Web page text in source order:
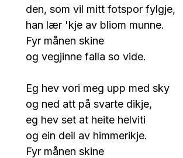
den, som vil mitt fotspor fylgje,
han lær 'kje av bliom munne.
Fyr månen skine
og vegjinne falla so vide.
Eg hev vori meg upp med sky
og ned att på svarte dikje,
eg hev set at heite helviti
og ein deil av himmerikje.
Fyr månen skine